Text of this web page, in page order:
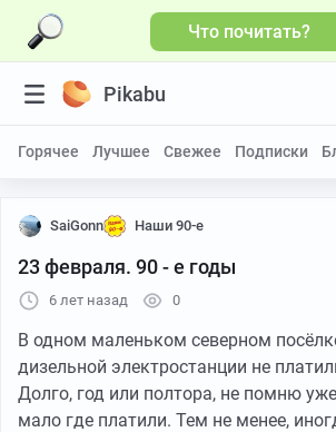
Что почитать?
Pikabu
Горячее Лучшее Свежее Подписки
SaiGonn Наши 90-е
23 февраля. 90 - е годы
6 лет назад 0
В одном маленьком северном
дизельной электростанции не
Долго, год или полтора, не помню
мало где платили. Тем не менее,